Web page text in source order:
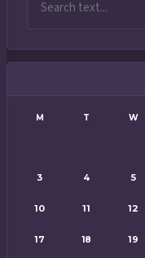
M T W
3 4 5
10 11 12
17 18 19